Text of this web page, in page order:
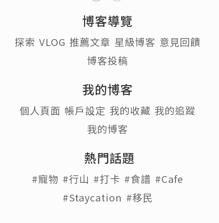
博客導覽
探索 VLOG 推薦文章 星級博客 意見回饋
博客投稿
我的博客
個人頁面 帳戶設定 我的收藏 我的追蹤
我的博客
熱門話題
#寵物 #行山 #打卡 #食譜 #Cafe
#Staycation #移民